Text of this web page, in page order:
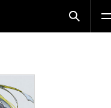
検索モ